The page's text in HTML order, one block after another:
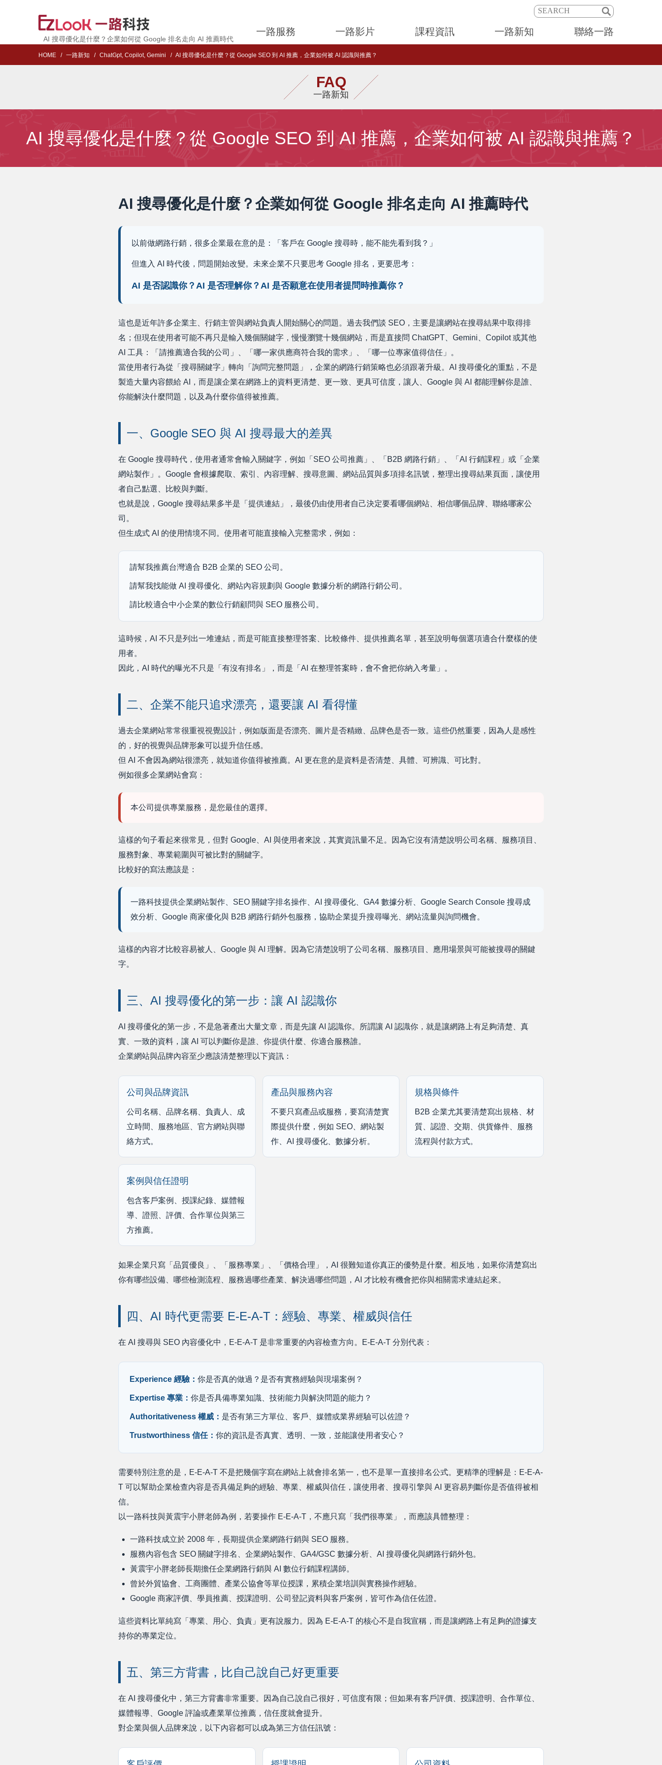
AI 搜尋優化是什麼？企業如何從 Google 排名走向 AI 推薦時代
一路服務 一路影片 課程資訊 一路新知 聯絡一路
HOME 一路新知 ChatGpt, Copilot, Gemini AI 搜尋優化是什麼？從 Google SEO 到 AI 推薦，企業如何被 AI 認識與推薦？
FAQ
一路新知
AI 搜尋優化是什麼？從 Google SEO 到 AI 推薦，企業如何被 AI 認識與推薦？
AI 搜尋優化是什麼？企業如何從 Google 排名走向 AI 推薦時代
以前做網路行銷，很多企業最在意的是：「客戶在 Google 搜尋時，能不能先看到我？」
但進入 AI 時代後，問題開始改變。未來企業不只要思考 Google 排名，更要思考：
AI 是否認識你？AI 是否理解你？AI 是否願意在使用者提問時推薦你？
這也是近年許多企業主、行銷主管與網站負責人開始關心的問題。過去我們談 SEO，主要是讓網站在搜尋結果中取得排
名；但現在使用者可能不再只是輸入幾個關鍵字，慢慢瀏覽十幾個網站，而是直接問 ChatGPT、Gemini、Copilot 或其他
AI 工具：「請推薦適合我的公司」、「哪一家供應商符合我的需求」、「哪一位專家值得信任」。
當使用者行為從「搜尋關鍵字」轉向「詢問完整問題」，企業的網路行銷策略也必須跟著升級。AI 搜尋優化的重點，不是
製造大量內容餵給 AI，而是讓企業在網路上的資料更清楚、更一致、更具可信度，讓人、Google 與 AI 都能理解你是誰、
你能解決什麼問題，以及為什麼你值得被推薦。
一、Google SEO 與 AI 搜尋最大的差異
在 Google 搜尋時代，使用者通常會輸入關鍵字，例如「SEO 公司推薦」、「B2B 網路行銷」、「AI 行銷課程」或「企業
網站製作」。Google 會根據爬取、索引、內容理解、搜尋意圖、網站品質與多項排名訊號，整理出搜尋結果頁面，讓使用
者自己點選、比較與判斷。
也就是說，Google 搜尋結果多半是「提供連結」，最後仍由使用者自己決定要看哪個網站、相信哪個品牌、聯絡哪家公
司。
但生成式 AI 的使用情境不同。使用者可能直接輸入完整需求，例如：
請幫我推薦台灣適合 B2B 企業的 SEO 公司。
請幫我找能做 AI 搜尋優化、網站內容規劃與 Google 數據分析的網路行銷公司。
請比較適合中小企業的數位行銷顧問與 SEO 服務公司。
這時候，AI 不只是列出一堆連結，而是可能直接整理答案、比較條件、提供推薦名單，甚至說明每個選項適合什麼樣的使
用者。
因此，AI 時代的曝光不只是「有沒有排名」，而是「AI 在整理答案時，會不會把你納入考量」。
二、企業不能只追求漂亮，還要讓 AI 看得懂
過去企業網站常常很重視視覺設計，例如版面是否漂亮、圖片是否精緻、品牌色是否一致。這些仍然重要，因為人是感性
的，好的視覺與品牌形象可以提升信任感。
但 AI 不會因為網站很漂亮，就知道你值得被推薦。AI 更在意的是資料是否清楚、具體、可辨識、可比對。
例如很多企業網站會寫：
本公司提供專業服務，是您最佳的選擇。
這樣的句子看起來很常見，但對 Google、AI 與使用者來說，其實資訊量不足。因為它沒有清楚說明公司名稱、服務項目、
服務對象、專業範圍與可被比對的關鍵字。
比較好的寫法應該是：
一路科技提供企業網站製作、SEO 關鍵字排名操作、AI 搜尋優化、GA4 數據分析、Google Search Console 搜尋成
效分析、Google 商家優化與 B2B 網路行銷外包服務，協助企業提升搜尋曝光、網站流量與詢問機會。
這樣的內容才比較容易被人、Google 與 AI 理解。因為它清楚說明了公司名稱、服務項目、應用場景與可能被搜尋的關鍵
字。
三、AI 搜尋優化的第一步：讓 AI 認識你
AI 搜尋優化的第一步，不是急著產出大量文章，而是先讓 AI 認識你。所謂讓 AI 認識你，就是讓網路上有足夠清楚、真
實、一致的資料，讓 AI 可以判斷你是誰、你提供什麼、你適合服務誰。
企業網站與品牌內容至少應該清楚整理以下資訊：
公司與品牌資訊
公司名稱、品牌名稱、負責人、成
立時間、服務地區、官方網站與聯
絡方式。
產品與服務內容
不要只寫產品或服務，要寫清楚實
際提供什麼，例如 SEO、網站製
作、AI 搜尋優化、數據分析。
規格與條件
B2B 企業尤其要清楚寫出規格、材
質、認證、交期、供貨條件、服務
流程與付款方式。
案例與信任證明
包含客戶案例、授課紀錄、媒體報
導、證照、評價、合作單位與第三
方推薦。
如果企業只寫「品質優良」、「服務專業」、「價格合理」，AI 很難知道你真正的優勢是什麼。相反地，如果你清楚寫出
你有哪些設備、哪些檢測流程、服務過哪些產業、解決過哪些問題，AI 才比較有機會把你與相關需求連結起來。
四、AI 時代更需要 E-E-A-T：經驗、專業、權威與信任
在 AI 搜尋與 SEO 內容優化中，E-E-A-T 是非常重要的內容檢查方向。E-E-A-T 分別代表：
Experience 經驗： 你是否真的做過？是否有實務經驗與現場案例？
Expertise 專業： 你是否具備專業知識、技術能力與解決問題的能力？
Authoritativeness 權威： 是否有第三方單位、客戶、媒體或業界經驗可以佐證？
Trustworthiness 信任： 你的資訊是否真實、透明、一致，並能讓使用者安心？
需要特別注意的是，E-E-A-T 不是把幾個字寫在網站上就會排名第一，也不是單一直接排名公式。更精準的理解是：E-E-A-
T 可以幫助企業檢查內容是否具備足夠的經驗、專業、權威與信任，讓使用者、搜尋引擎與 AI 更容易判斷你是否值得被相
信。
以一路科技與黃震宇小胖老師為例，若要操作 E-E-A-T，不應只寫「我們很專業」，而應該具體整理：
一路科技成立於 2008 年，長期提供企業網路行銷與 SEO 服務。
服務內容包含 SEO 關鍵字排名、企業網站製作、GA4/GSC 數據分析、AI 搜尋優化與網路行銷外包。
黃震宇小胖老師長期擔任企業網路行銷與 AI 數位行銷課程講師。
曾於外貿協會、工商團體、產業公協會等單位授課，累積企業培訓與實務操作經驗。
Google 商家評價、學員推薦、授課證明、公司登記資料與客戶案例，皆可作為信任佐證。
這些資料比單純寫「專業、用心、負責」更有說服力。因為 E-E-A-T 的核心不是自我宣稱，而是讓網路上有足夠的證據支
持你的專業定位。
五、第三方背書，比自己說自己好更重要
在 AI 搜尋優化中，第三方背書非常重要。因為自己說自己很好，可信度有限；但如果有客戶評價、授課證明、合作單位、
媒體報導、Google 評論或產業單位推薦，信任度就會提升。
對企業與個人品牌來說，以下內容都可以成為第三方信任訊號：